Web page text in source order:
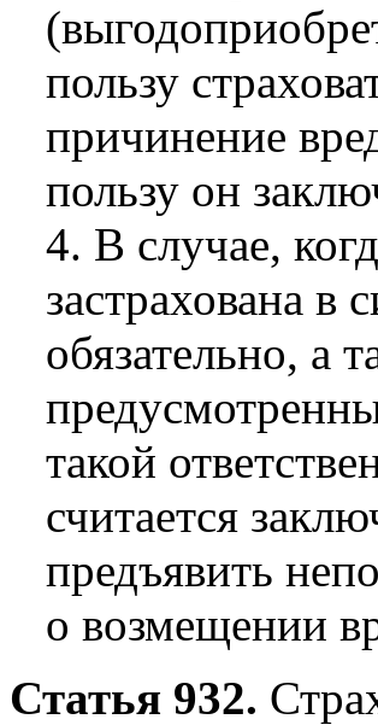
пользу
причинение
пользу он
4. В случае,
застрахована в
обязательно, а
такой
считается
предъявить
о возмещении
Статья 932.